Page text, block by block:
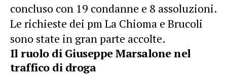
concluso con 19 condanne e 8 assoluzioni.
Le richieste dei pm La Chioma e Brucoli
sono state in gran parte accolte.
Il ruolo di Giuseppe Marsalone nel
traffico di droga